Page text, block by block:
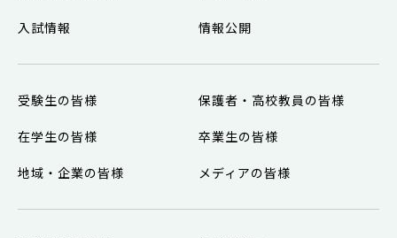
入試情報 情報公開
受験生の皆様 保護者・高校教員の皆様
在学生の皆様 卒業生の皆様
地域・企業の皆様 メディアの皆様